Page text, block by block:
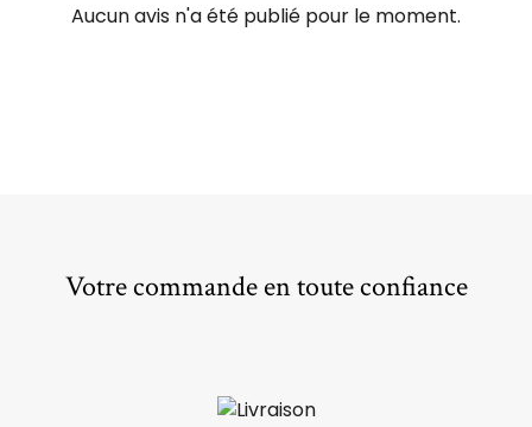
Aucun avis n'a été publié pour le moment.
Votre commande en toute confiance